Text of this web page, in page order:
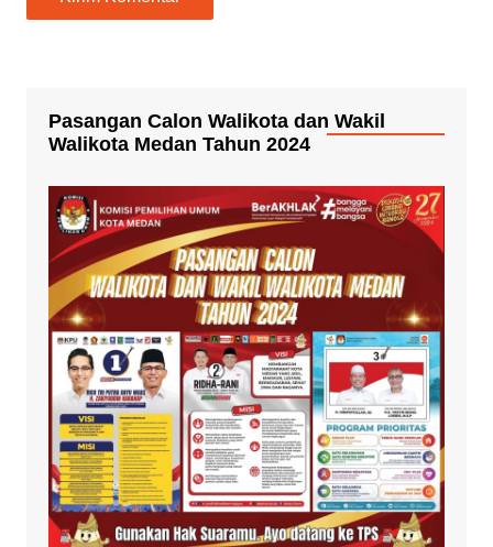
Pasangan Calon Walikota dan Wakil
Walikota Medan Tahun 2024